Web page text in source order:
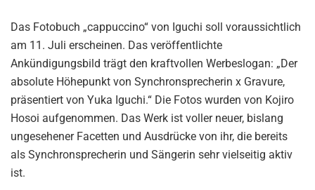
Das Fotobuch „cappuccino“ von Iguchi soll voraussichtlich
am 11. Juli erscheinen. Das veröffentlichte
Ankündigungsbild trägt den kraftvollen Werbeslogan: „Der
absolute Höhepunkt von Synchronsprecherin x Gravure,
präsentiert von Yuka Iguchi.“ Die Fotos wurden von Kojiro
Hosoi aufgenommen. Das Werk ist voller neuer, bislang
ungesehener Facetten und Ausdrücke von ihr, die bereits
als Synchronsprecherin und Sängerin sehr vielseitig aktiv
ist.